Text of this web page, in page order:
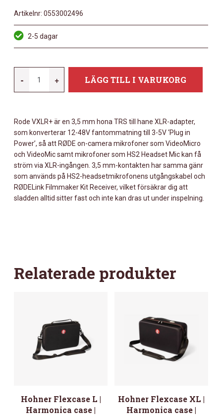
Artikelnr: 0553002496
2-5 dagar
- + LÄGG TILL I VARUKORG
Rode VXLR+ är en 3,5 mm hona TRS till hane XLR-adapter,
som konverterar 12-48V fantommatning till 3-5V ‘Plug in
Power’, så att RØDE on-camera mikrofoner som VideoMicro
och VideoMic samt mikrofoner som HS2 Headset Mic kan få
ström via XLR-ingången. 3,5 mm-kontakten har samma gänr
som används på HS2-headsetmikrofonens utgångskabel och
RØDELink Filmmaker Kit Receiver, vilket försäkrar dig att
sladden alltid sitter fast och inte kan dras ut under inspelning.
Relaterade produkter
Hohner Flexcase L |
Harmonica case |
Hohner Flexcase XL |
Harmonica case |